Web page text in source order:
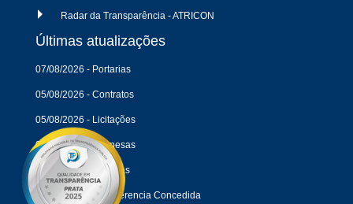
Radar da Transparência - ATRICON
Últimas atualizações
07/08/2026 - Portarias
05/08/2026 - Contratos
05/08/2026 - Licitações
04/08/2026 - Despesas
04/08/2026 - Receitas
04/08/2026 - Transferencia Concedida